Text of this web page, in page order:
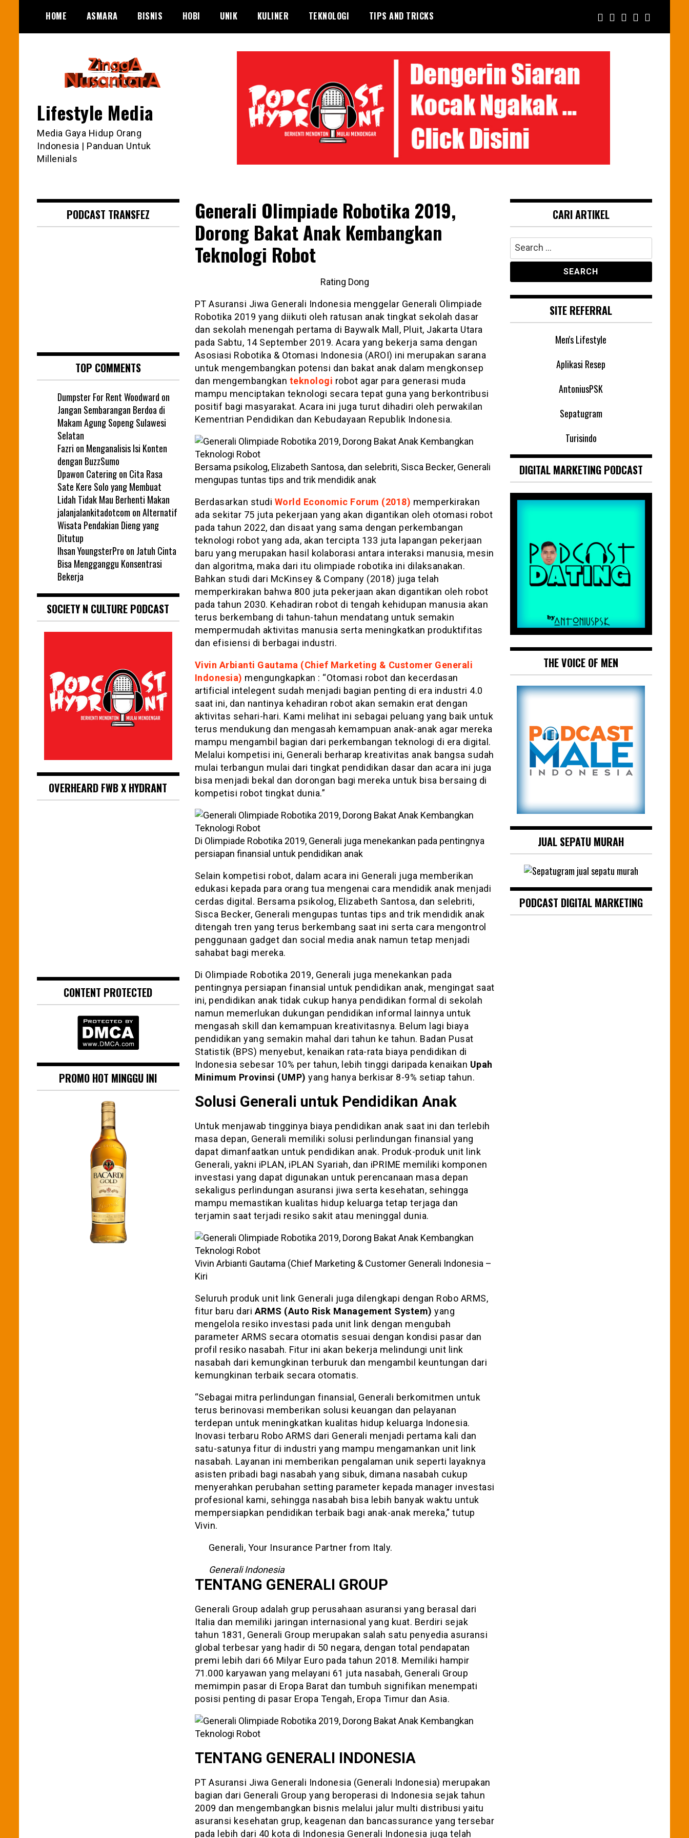
content
HOME ASMARA BISNIS HOBI UNIK KULINER TEKNOLOGI TIPS AND TRICKS
Lifestyle Media
Media Gaya Hidup Orang
Indonesia | Panduan Untuk
Millenials
Generali Olimpiade Robotika 2019,
Dorong Bakat Anak Kembangkan
Teknologi Robot
Rating Dong
PT Asuransi Jiwa Generali Indonesia menggelar Generali Olimpiade
Robotika 2019 yang diikuti oleh ratusan anak tingkat sekolah dasar
dan sekolah menengah pertama di Baywalk Mall, Pluit, Jakarta Utara
pada Sabtu, 14 September 2019. Acara yang bekerja sama dengan
Asosiasi Robotika & Otomasi Indonesia (AROI) ini merupakan sarana
untuk mengembangkan potensi dan bakat anak dalam mengkonsep
dan mengembangkan teknologi robot agar para generasi muda
mampu menciptakan teknologi secara tepat guna yang berkontribusi
positif bagi masyarakat. Acara ini juga turut dihadiri oleh perwakilan
Kementrian Pendidikan dan Kebudayaan Republik Indonesia.
Bersama psikolog, Elizabeth Santosa, dan selebriti, Sisca Becker, Generali
mengupas tuntas tips and trik mendidik anak
Berdasarkan studi World Economic Forum (2018) memperkirakan
ada sekitar 75 juta pekerjaan yang akan digantikan oleh otomasi robot
pada tahun 2022, dan disaat yang sama dengan perkembangan
teknologi robot yang ada, akan tercipta 133 juta lapangan pekerjaan
baru yang merupakan hasil kolaborasi antara interaksi manusia, mesin
dan algoritma, maka dari itu olimpiade robotika ini dilaksanakan.
Bahkan studi dari McKinsey & Company (2018) juga telah
memperkirakan bahwa 800 juta pekerjaan akan digantikan oleh robot
pada tahun 2030. Kehadiran robot di tengah kehidupan manusia akan
terus berkembang di tahun-tahun mendatang untuk semakin
mempermudah aktivitas manusia serta meningkatkan produktifitas
dan efisiensi di berbagai industri.
Vivin Arbianti Gautama (Chief Marketing & Customer Generali
Indonesia) mengungkapkan : “Otomasi robot dan kecerdasan
artificial intelegent sudah menjadi bagian penting di era industri 4.0
saat ini, dan nantinya kehadiran robot akan semakin erat dengan
aktivitas sehari-hari. Kami melihat ini sebagai peluang yang baik untuk
terus mendukung dan mengasah kemampuan anak-anak agar mereka
mampu mengambil bagian dari perkembangan teknologi di era digital.
Melalui kompetisi ini, Generali berharap kreativitas anak bangsa sudah
mulai terbangun mulai dari tingkat pendidikan dasar dan acara ini juga
bisa menjadi bekal dan dorongan bagi mereka untuk bisa bersaing di
kompetisi robot tingkat dunia.”
Di Olimpiade Robotika 2019, Generali juga menekankan pada pentingnya
persiapan finansial untuk pendidikan anak
Selain kompetisi robot, dalam acara ini Generali juga memberikan
edukasi kepada para orang tua mengenai cara mendidik anak menjadi
cerdas digital. Bersama psikolog, Elizabeth Santosa, dan selebriti,
Sisca Becker, Generali mengupas tuntas tips and trik mendidik anak
ditengah tren yang terus berkembang saat ini serta cara mengontrol
penggunaan gadget dan social media anak namun tetap menjadi
sahabat bagi mereka.
Di Olimpiade Robotika 2019, Generali juga menekankan pada
pentingnya persiapan finansial untuk pendidikan anak, mengingat saat
ini, pendidikan anak tidak cukup hanya pendidikan formal di sekolah
namun memerlukan dukungan pendidikan informal lainnya untuk
mengasah skill dan kemampuan kreativitasnya. Belum lagi biaya
pendidikan yang semakin mahal dari tahun ke tahun. Badan Pusat
Statistik (BPS) menyebut, kenaikan rata-rata biaya pendidikan di
Indonesia sebesar 10% per tahun, lebih tinggi daripada kenaikan Upah
Minimum Provinsi (UMP) yang hanya berkisar 8-9% setiap tahun.
Solusi Generali untuk Pendidikan Anak
Untuk menjawab tingginya biaya pendidikan anak saat ini dan terlebih
masa depan, Generali memiliki solusi perlindungan finansial yang
dapat dimanfaatkan untuk pendidikan anak. Produk-produk unit link
Generali, yakni iPLAN, iPLAN Syariah, dan iPRIME memiliki komponen
investasi yang dapat digunakan untuk perencanaan masa depan
sekaligus perlindungan asuransi jiwa serta kesehatan, sehingga
mampu memastikan kualitas hidup keluarga tetap terjaga dan
terjamin saat terjadi resiko sakit atau meninggal dunia.
Vivin Arbianti Gautama (Chief Marketing & Customer Generali Indonesia –
Kiri
Seluruh produk unit link Generali juga dilengkapi dengan Robo ARMS,
fitur baru dari ARMS (Auto Risk Management System) yang
mengelola resiko investasi pada unit link dengan mengubah
parameter ARMS secara otomatis sesuai dengan kondisi pasar dan
profil resiko nasabah. Fitur ini akan bekerja melindungi unit link
nasabah dari kemungkinan terburuk dan mengambil keuntungan dari
kemungkinan terbaik secara otomatis.
“Sebagai mitra perlindungan finansial, Generali berkomitmen untuk
terus berinovasi memberikan solusi keuangan dan pelayanan
terdepan untuk meningkatkan kualitas hidup keluarga Indonesia.
Inovasi terbaru Robo ARMS dari Generali menjadi pertama kali dan
satu-satunya fitur di industri yang mampu mengamankan unit link
nasabah. Layanan ini memberikan pengalaman unik seperti layaknya
asisten pribadi bagi nasabah yang sibuk, dimana nasabah cukup
menyerahkan perubahan setting parameter kepada manager investasi
profesional kami, sehingga nasabah bisa lebih banyak waktu untuk
mempersiapkan pendidikan terbaik bagi anak-anak mereka,” tutup
Vivin.
Generali, Your Insurance Partner from Italy.
Generali Indonesia
TENTANG GENERALI GROUP
Generali Group adalah grup perusahaan asuransi yang berasal dari
Italia dan memiliki jaringan internasional yang kuat. Berdiri sejak
tahun 1831, Generali Group merupakan salah satu penyedia asuransi
global terbesar yang hadir di 50 negara, dengan total pendapatan
premi lebih dari 66 Milyar Euro pada tahun 2018. Memiliki hampir
71.000 karyawan yang melayani 61 juta nasabah, Generali Group
memimpin pasar di Eropa Barat dan tumbuh signifikan menempati
posisi penting di pasar Eropa Tengah, Eropa Timur dan Asia.
TENTANG GENERALI INDONESIA
PT Asuransi Jiwa Generali Indonesia (Generali Indonesia) merupakan
bagian dari Generali Group yang beroperasi di Indonesia sejak tahun
2009 dan mengembangkan bisnis melalui jalur multi distribusi yaitu
asuransi kesehatan grup, keagenan dan bancassurance yang tersebar
pada lebih dari 40 kota di Indonesia Generali Indonesia juga telah
PODCAST TRANSFEZ
TOP COMMENTS
Dumpster For Rent Woodward on
Jangan Sembarangan Berdoa di
Makam Agung Sopeng Sulawesi
Selatan
Fazri on Menganalisis Isi Konten
dengan BuzzSumo
Dpawon Cateringon Cita Rasa
Sate Kere Solo yang Membuat
Lidah Tidak Mau Berhenti Makan
jalanjalankitadotcom onAlternatif
Wisata Pendakian Dieng yang
Ditutup
Ihsan YoungsterPro on Jatuh Cinta
Bisa Mengganggu Konsentrasi
Bekerja
SOCIETY N CULTURE PODCAST
OVERHEARD FWB X HYDRANT
CONTENT PROTECTED
PROMO HOT MINGGU INI
CARI ARTIKEL
Search
for:
SITE REFERRAL
Men's Lifestyle
Aplikasi Resep
AntoniusPSK
Sepatugram
Turisindo
DIGITAL MARKETING PODCAST
THE VOICE OF MEN
JUAL SEPATU MURAH
PODCAST DIGITAL MARKETING